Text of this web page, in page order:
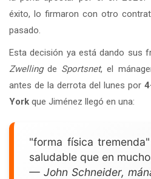
éxito, lo firmaron con otro
pasado.
Esta decisión ya está dando sus
Zwellingde Sportsnet, el
antes de la derrota del lunes por
York que Jiménez llegó en una:
"forma física
saludable que en
— John Schneider,